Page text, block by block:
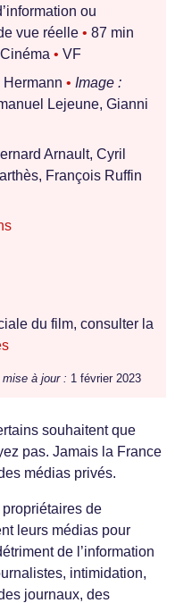
ou
vue réelle • 87 min
Cinéma • VF
• Image :
Lejeune, Gianni
Arnault, Cyril
François Ruffin
du film, consulter la
mise à jour : 1 février 2023
souhaitent que
pas. Jamais la France
médias privés.
de
leurs médias pour
de l’information
intimidation,
journaux, des